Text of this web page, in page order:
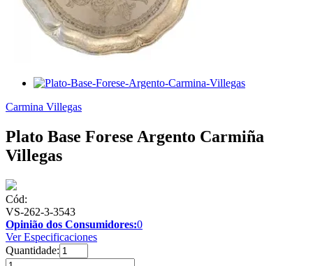
Carmina Villegas
Plato Base Forese Argento Carmiña
Villegas
Cód:
VS-262-3-3543
Opinião dos Consumidores:0
Ver Especificaciones
Quantidade: